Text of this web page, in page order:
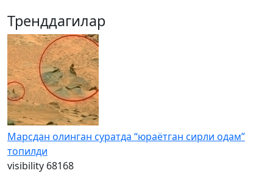
Тренддагилар
Марсдан олинган суратда “юраётган сирли одам”
топилди
visibility 68168